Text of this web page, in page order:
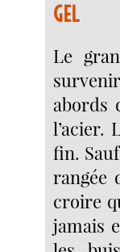
GEL
Le
abords
l’acier.
fin.
rangée
croire
jamais